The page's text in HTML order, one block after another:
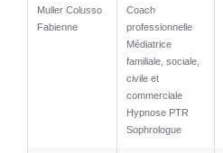
Muller Colusso
Fabienne
Coach
professionnelle
Médiatrice
familiale, sociale,
civile et
commerciale
Hypnose PTR
Sophrologue